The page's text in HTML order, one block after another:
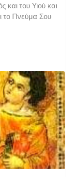
και του Υιού και
το Πνεύμα Σου